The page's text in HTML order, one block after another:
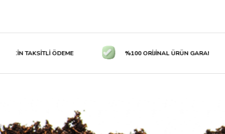
ÖDEME %100 ORİJİNAL ÜRÜN GARANTİSİ